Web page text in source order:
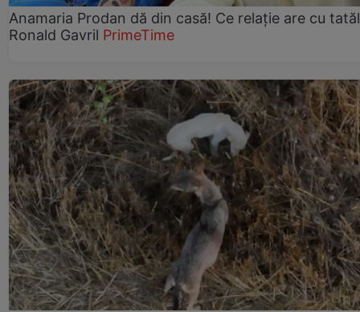
Anamaria Prodan dă din casă! Ce relație are cu
Ronald Gavril PrimeTime